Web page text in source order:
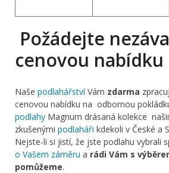
Požádejte
cenovou nabídku
Naše podlahářstvíVám zdarma
cenovou nabídku na odbornou
podlahy Magnum drásaná kolekce
zkušenými podlaháři kdekoli v České a
Nejste-li si jistí, že jste podlahu vybrali
o Vašem záměru a rádi Vám s
pomůžeme.